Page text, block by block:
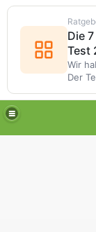
Die
Test
Wir
Der